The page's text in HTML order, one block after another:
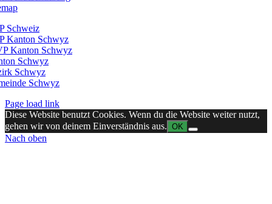
Schweiz
Kanton Schwyz
Kanton Schwyz
Schwyz
Schwyz
Schwyz
Page load link
Diese Website benutzt Cookies. Wenn du die Website weiter nutzt,
gehen wir von deinem Einverständnis aus. OK
Nach oben